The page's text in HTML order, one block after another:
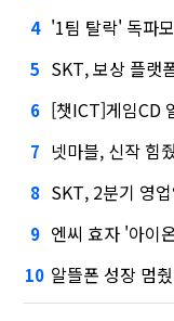
4 '1팀 탈락' 독파
5 SKT, 보상 플랫
6 [챗ICT]게임CD
7 넷마블, 신작 힘
8 SKT, 2분기 영
9 엔씨 효자 '아이
10 알뜰폰 성장 멈